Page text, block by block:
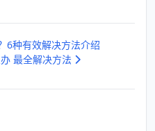
6种有效解决方法介绍
最全解决方法